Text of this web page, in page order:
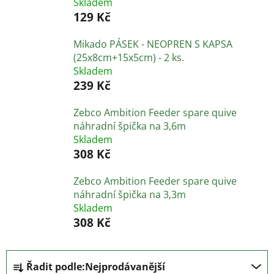
129 Kč
Mikado PÁSEK - NEOPREN S KAPSA
(25x8cm+15x5cm) - 2 ks.
Skladem
239 Kč
Zebco Ambition Feeder spare quive
náhradní špička na 3,6m
Skladem
308 Kč
Zebco Ambition Feeder spare quive
náhradní špička na 3,3m
Skladem
308 Kč
Ř Řadit podle:Nejprodávanější